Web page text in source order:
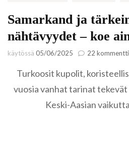
Samarkand ja
nähtävyydet – koe
käytössä 05/06/2025 22
Turkoosit kupolit,
vuosia vanhat tarinat tekevät
Keski-Aasian